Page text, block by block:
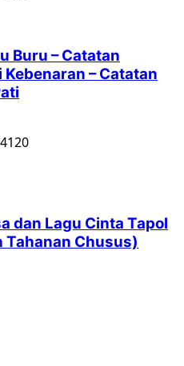
Buru – Catatan
– Catatan
dan Lagu Cinta Tapol
Tahanan Chusus)